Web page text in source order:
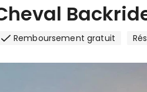
Remboursement gratuit